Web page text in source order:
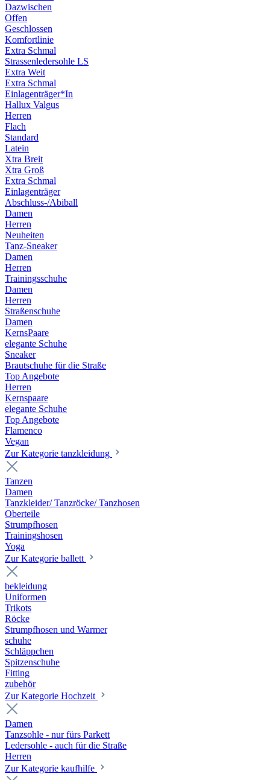
Dazwischen
Offen
Geschlossen
Komfortlinie
Extra Schmal
Strassenledersohle LS
Extra Weit
Extra Schmal
Einlagenträger*In
Hallux Valgus
Herren
Flach
Standard
Latein
Xtra Breit
Xtra Groß
Extra Schmal
Einlagenträger
Abschluss-/Abiball
Damen
Herren
Neuheiten
Tanz-Sneaker
Damen
Herren
Trainingsschuhe
Damen
Herren
Straßenschuhe
Damen
KernsPaare
elegante Schuhe
Sneaker
Brautschuhe für die Straße
Top Angebote
Herren
Kernspaare
elegante Schuhe
Top Angebote
Flamenco
Vegan
Zur Kategorie tanzkleidung
Tanzen
Damen
Tanzkleider/ Tanzröcke/ Tanzhosen
Oberteile
Strumpfhosen
Trainingshosen
Yoga
Zur Kategorie ballett
bekleidung
Uniformen
Trikots
Röcke
Strumpfhosen und Warmer
schuhe
Schläppchen
Spitzenschuhe
Fitting
zubehör
Zur Kategorie Hochzeit
Damen
Tanzsohle - nur fürs Parkett
Ledersohle - auch für die Straße
Herren
Zur Kategorie kaufhilfe